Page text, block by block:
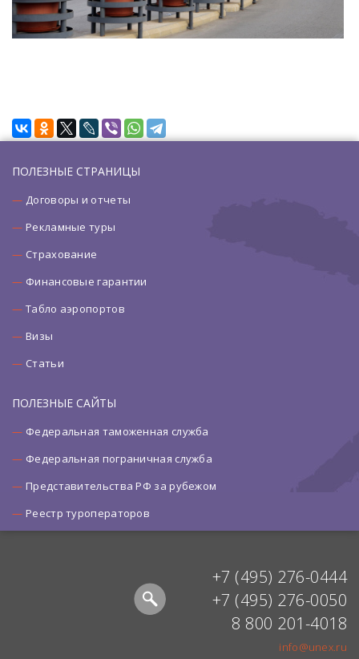
ПОЛЕЗНЫЕ СТРАНИЦЫ
Договоры и отчеты
Рекламные туры
Страхование
Финансовые гарантии
Табло аэропортов
Визы
Статьи
ПОЛЕЗНЫЕ САЙТЫ
Федеральная таможенная служба
Федеральная пограничная служба
Представительства РФ за рубежом
Реестр туроператоров
+7 (495) 276-0444
+7 (495) 276-0050
8 800 201-4018
info@unex.ru